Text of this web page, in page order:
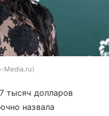
Media.ru
тысяч долларов
назвала